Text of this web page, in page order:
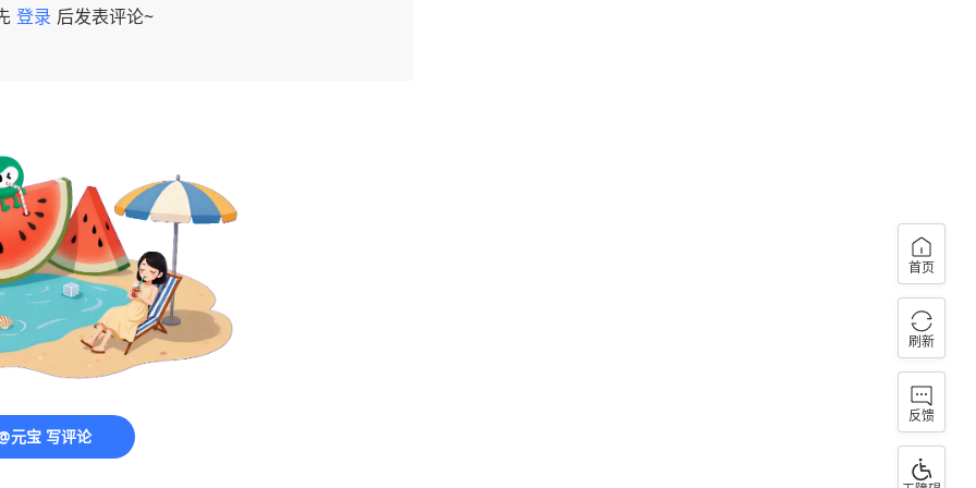
登录 后发表评论~
元宝 写评论
首页
刷新
反馈